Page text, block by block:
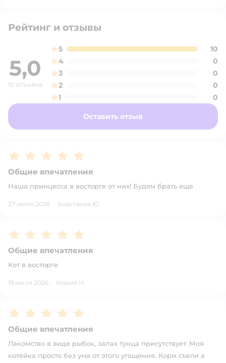
Рейтинг и отзывы
5,0
10 отзывов
5
10
4
0
3
0
2
0
1
0
Оставить отзыв
Рейтинг:5
Общие впечатления
Наша принцесса в восторге от них! Будем брать еще
27 июля 2026 · Анастасия Ю.
Рейтинг:5
Общие впечатления
Кот в восторге
19 июля 2026 · Мария Н.
Рейтинг:5
Общие впечатления
Лакомство в виде рыбок, запах тунца присутствует. Моя
котейка просто без ума от этого угощения. Корм съели а